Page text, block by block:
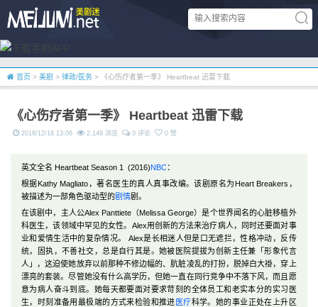
首页 > 美剧 > 律政/医务 > 《心伤疗者第一季》 Heartbeat 迅雷下载
《心伤疗者第一季》 Heartbeat 迅雷下载
2018/12/18 13:06 2,149 浏览 0 评论 0 赞
英文全名 Heartbeat Season 1 (2016)NBC：
根据Kathy Magliato，著名医生的真人真事改编。该剧原名为Heart Breakers，
被描述为一部角色驱动型的剧情剧。
在该剧中，主人公Alex Panttiete（Melissa George）是个世界闻名的心脏移植外
科医生，该领域中罕见的女性。Alex用创新的方法来治疗病人，同时还要面对事
业和爱情生活中的复杂情况。 Alex是长相迷人但是口无遮拦，性格冲动，反传
统，固执，不善社交，总是自行其是。她被医院提拔为创新主任兼「形象代言
人」，这迫使她放弃以前那种不修边幅的、肮脏凌乱的打扮，脱掉白大褂，穿上
漂亮的套装。尽管她没有什么高学历，但她一直在同行竞争中不落下风，而且愿
意为病人奋斗到底。她每天都要面对要求苛刻的全体员工和老实本分的实习医
生，时刻准备用最极端的方式来检验和推进医疗科学。她的事业正处在上升区